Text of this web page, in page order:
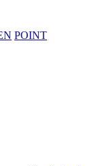
POINT